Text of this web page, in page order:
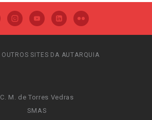
OUTROS SITES DA AUTARQUIA
C. M. de Torres Vedras
SMAS